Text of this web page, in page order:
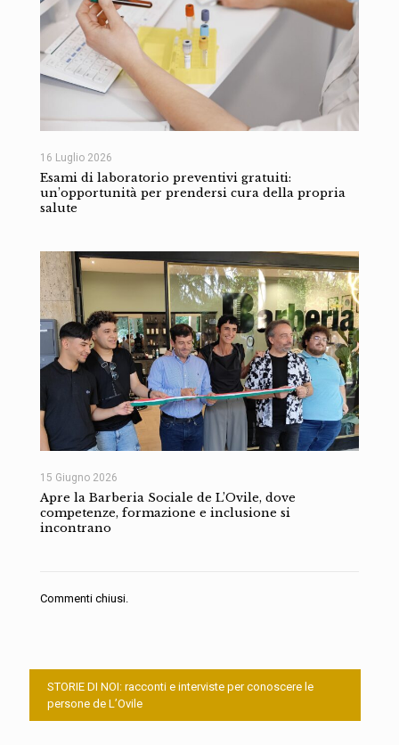
16 Luglio 2026
Esami di laboratorio preventivi gratuiti:
un’opportunità per prendersi cura della propria
salute
15 Giugno 2026
Apre la Barberia Sociale de L’Ovile, dove
competenze, formazione e inclusione si
incontrano
Commenti chiusi.
STORIE DI NOI: racconti e interviste per conoscere le
persone de L’Ovile